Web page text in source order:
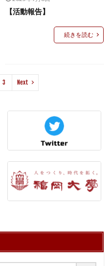
【活動報告】
続きを読む
3 Next